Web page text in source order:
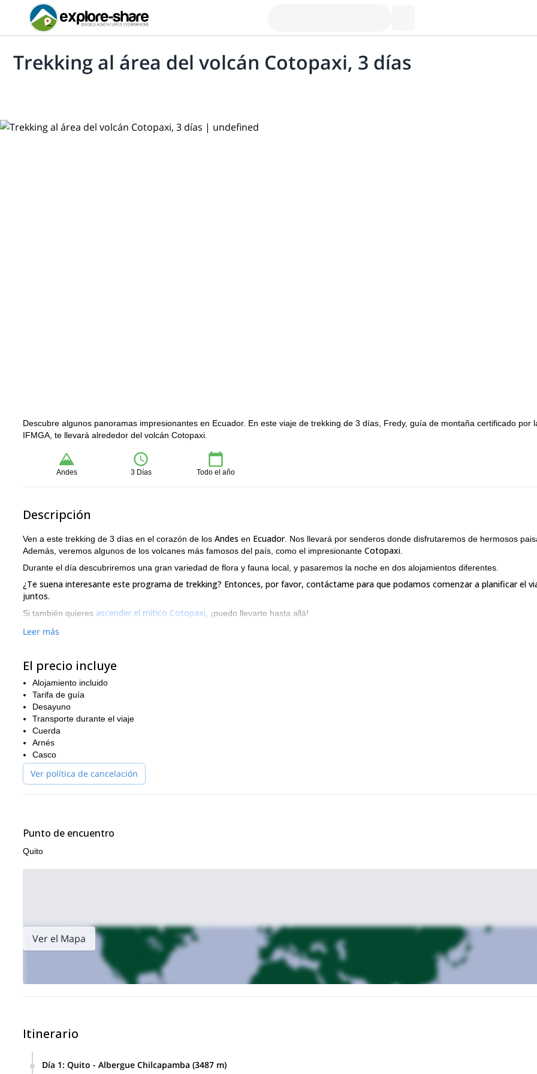
Trekking al área del volcán Cotopaxi, 3 días
Descubre algunos panoramas impresionantes en Ecuador. En este viaje de trekking de 3 días, Fredy, guía de montaña certificado por
IFMGA, te llevará alrededor del volcán Cotopaxi.
Andes 3 Días Todo el año
Descripción
Ven a este trekking de 3 días en el corazón de los Andes en Ecuador. Nos llevará por senderos donde disfrutaremos de hermosos
Además, veremos algunos de los volcanes más famosos del país, como el impresionante Cotopaxi
Durante el día descubriremos una gran variedad de flora y fauna local, y pasaremos la noche en dos alojamientos diferentes.
¿Te suena interesante este programa de trekking? Entonces, por favor, contáctame para que podamos comenzar a planificar el
juntos.
Si también quieres ascender el mítico Cotopaxi , ¡puedo llevarte hasta allá!
Leer más
El precio incluye
Alojamiento incluido
Tarifa de guía
Desayuno
Transporte durante el viaje
Cuerda
Arnés
Casco
Ver política de cancelación
Punto de encuentro
Quito
Ver el Mapa
Itinerario
Día 1: Quito - Albergue Chilcapamba (3487 m)